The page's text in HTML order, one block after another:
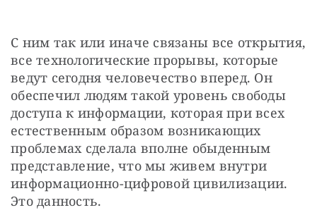
С ним так или иначе связаны все открытия,
все технологические прорывы, которые
ведут сегодня человечество вперед. Он
обеспечил людям такой уровень свободы
доступа к информации, которая при всех
естественным образом возникающих
проблемах сделала вполне обыденным
представление, что мы живем внутри
информационно-цифровой цивилизации.
Это данность.